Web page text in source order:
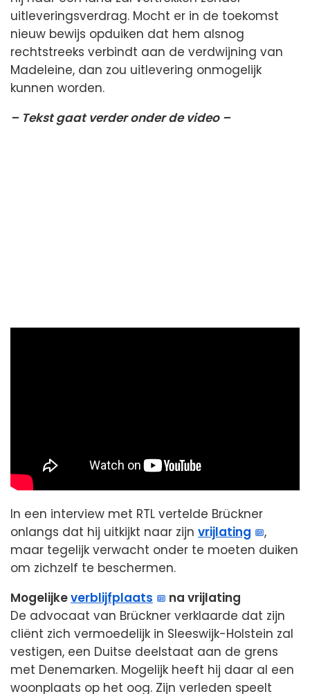
uitleveringsverdrag. Mocht er in de toekomst
nieuw bewijs opduiken dat hem alsnog
rechtstreeks verbindt aan de verdwijning van
Madeleine, dan zou uitlevering onmogelijk
kunnen worden.
– Tekst gaat verder onder de video –
In een interview met RTL vertelde Brückner
onlangs dat hij uitkijkt naar zijn vrijlating
,
maar tegelijk verwacht onder te moeten duiken
om zichzelf te beschermen.
Mogelijkeverblijfplaats
na vrijlating
De advocaat van Brückner verklaarde dat zijn
cliënt zich vermoedelijk in Sleeswijk-Holstein zal
vestigen, een Duitse deelstaat aan de grens
met Denemarken. Mogelijk heeft hij daar al een
woonplaats op het oog. Zijn verleden speelt